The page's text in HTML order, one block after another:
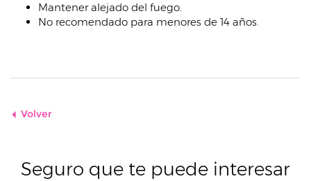
Mantener alejado del fuego.
No recomendado para menores de 14 años.
Volver
Seguro que te puede interesar